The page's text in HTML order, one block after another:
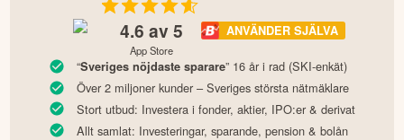
4.6 av 5
App Store
ANVÄNDER SJÄLVA
“Sveriges nöjdaste sparare” 16 år i rad (SKI-enkät)
Över 2 miljoner kunder – Sveriges största nätmäklare
Stort utbud: Investera i fonder, aktier, IPO:er & derivat
Allt samlat: Investeringar, sparande, pension & bolån